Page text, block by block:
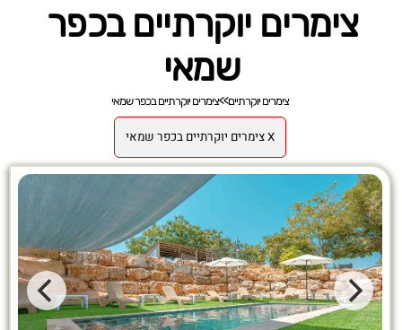
צימרים יוקרתיים בכפר
שמאי
צימרים יוקרתיים>>צימרים יוקרתיים בכפר שמאי
X צימרים יוקרתיים בכפר שמאי